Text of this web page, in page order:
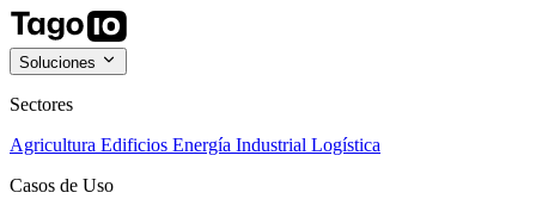
Soluciones
Sectores
Agricultura Edificios Energía Industrial Logística
Casos de Uso